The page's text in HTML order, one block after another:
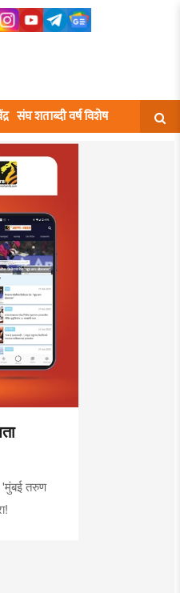
संघ शताब्दी वर्ष विशेष
'मुंबई तरुण